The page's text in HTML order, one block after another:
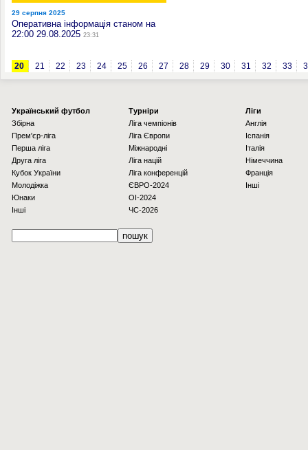
29 серпня 2025
Оперативна інформація станом на
22:00 29.08.2025 23:31
20 21 22 23 24 25 26 27 28 29 30 31 32 33
Українcький футбол
Збірна
Прем'єр-ліга
Перша ліга
Друга ліга
Кубок України
Молодіжка
Юнаки
Інші
Турніри
Ліга чемпіонів
Ліга Європи
Міжнародні
Ліга націй
Ліга конференцій
ЄВРО-2024
OI-2024
ЧС-2026
Ліги
Англія
Іспанія
Італія
Німеччина
Франція
Інші